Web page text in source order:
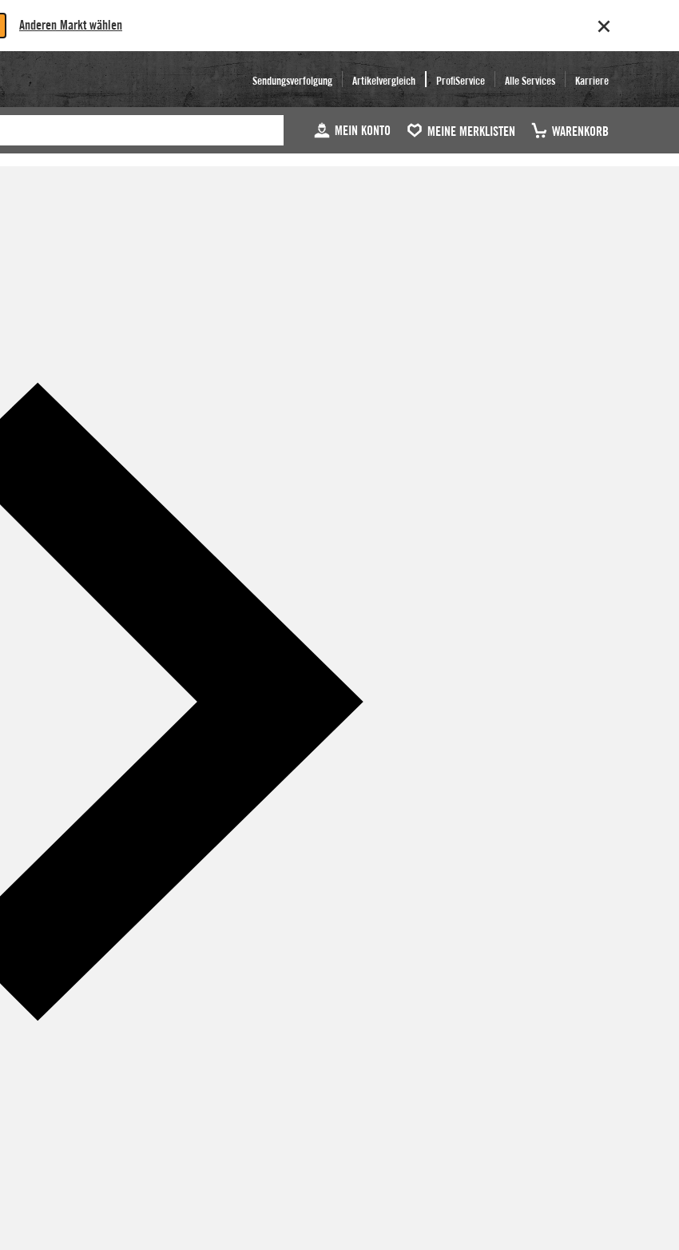
Anderen Markt wählen
Sendungsverfolgung Artikelvergleich ProfiService Alle Services Karriere
MEIN KONTO MEINE MERKLISTEN WARENKORB